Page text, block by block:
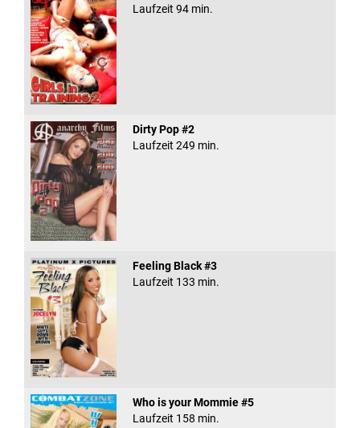
Laufzeit 94 min.
Dirty Pop #2
Laufzeit 249 min.
Feeling Black #3
Laufzeit 133 min.
Who is your Mommie #5
Laufzeit 158 min.